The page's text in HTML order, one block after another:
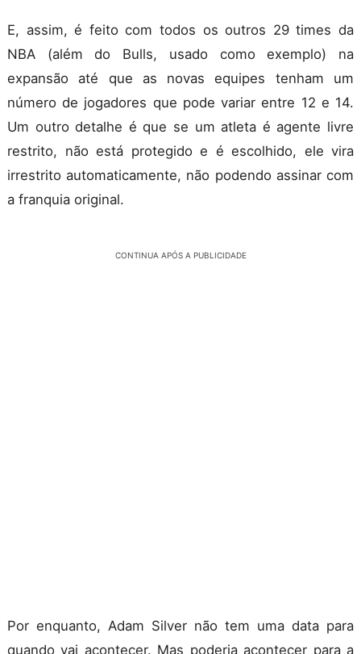
E, assim, é feito com todos os outros 29 times da
NBA (além do Bulls, usado como exemplo) na
expansão até que as novas equipes tenham um
número de jogadores que pode variar entre 12 e 14.
Um outro detalhe é que se um atleta é agente livre
restrito, não está protegido e é escolhido, ele vira
irrestrito automaticamente, não podendo assinar com
a franquia original.
CONTINUA APÓS A PUBLICIDADE
Por enquanto, Adam Silver não tem uma data para
quando vai acontecer. Mas poderia acontecer para a